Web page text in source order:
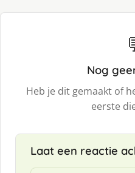
Nog
Heb je dit gemaakt of
eerste
Laat een reactie